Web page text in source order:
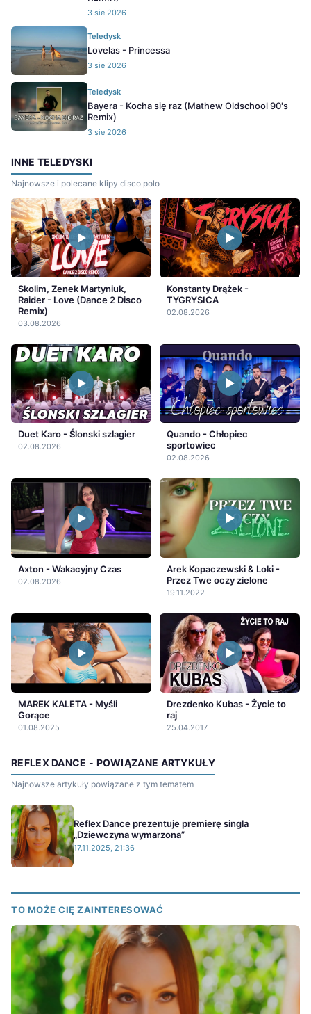
3 sie 2026
Teledysk
Lovelas - Princessa
3 sie 2026
Teledysk
Bayera - Kocha się raz (Mathew Oldschool 90's
Remix)
3 sie 2026
INNE TELEDYSKI
Najnowsze i polecane klipy disco polo
Skolim, Zenek Martyniuk,
Raider - Love (Dance 2 Disco
Remix)
03.08.2026
Konstanty Drążek -
TYGRYSICA
02.08.2026
Duet Karo - Ślonski szlagier
02.08.2026
Quando - Chłopiec
sportowiec
02.08.2026
Axton - Wakacyjny Czas
02.08.2026
Arek Kopaczewski & Loki -
Przez Twe oczy zielone
19.11.2022
MAREK KALETA - Myśli
Gorące
01.08.2025
Drezdenko Kubas - Życie to
raj
25.04.2017
REFLEX DANCE - POWIĄZANE ARTYKUŁY
Najnowsze artykuły powiązane z tym tematem
Reflex Dance prezentuje premierę singla
„Dziewczyna wymarzona”
17.11.2025, 21:36
TO MOŻE CIĘ ZAINTERESOWAĆ